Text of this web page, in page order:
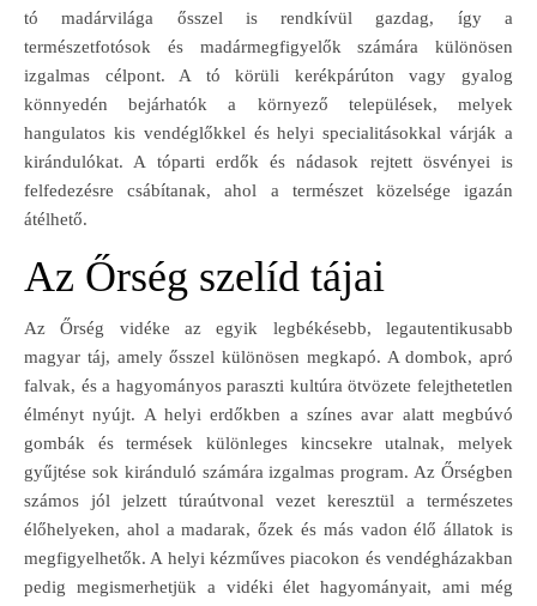
tó madárvilága ősszel is rendkívül gazdag, így a
természetfotósok és madármegfigyelők számára különösen
izgalmas célpont. A tó körüli kerékpárúton vagy gyalog
könnyedén bejárhatók a környező települések, melyek
hangulatos kis vendéglőkkel és helyi specialitásokkal várják a
kirándulókat. A tóparti erdők és nádasok rejtett ösvényei is
felfedezésre csábítanak, ahol a természet közelsége igazán
átélhető.
Az Őrség szelíd tájai
Az Őrség vidéke az egyik legbékésebb, legautentikusabb
magyar táj, amely ősszel különösen megkapó. A dombok, apró
falvak, és a hagyományos paraszti kultúra ötvözete felejthetetlen
élményt nyújt. A helyi erdőkben a színes avar alatt megbúvó
gombák és termések különleges kincsekre utalnak, melyek
gyűjtése sok kiránduló számára izgalmas program. Az Őrségben
számos jól jelzett túraútvonal vezet keresztül a természetes
élőhelyeken, ahol a madarak, őzek és más vadon élő állatok is
megfigyelhetők. A helyi kézműves piacokon és vendégházakban
pedig megismerhetjük a vidéki élet hagyományait, ami még